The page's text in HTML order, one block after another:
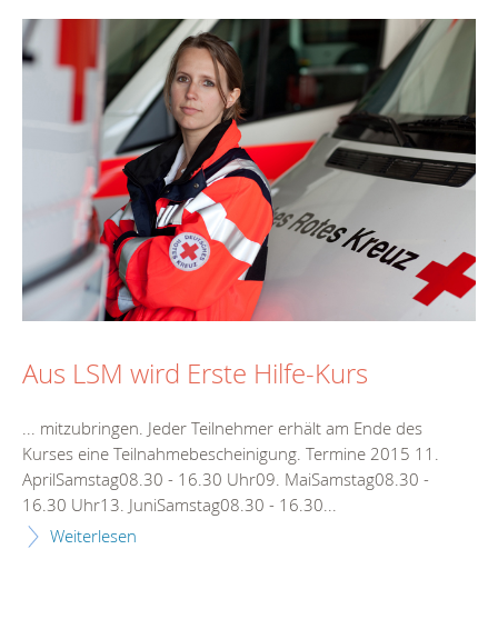
Aus LSM wird Erste Hilfe-Kurs
... mitzubringen. Jeder Teilnehmer erhält am Ende des
Kurses eine Teilnahmebescheinigung. Termine 2015 11.
AprilSamstag08.30 - 16.30 Uhr09. MaiSamstag08.30 -
16.30 Uhr13. JuniSamstag08.30 - 16.30...
Weiterlesen